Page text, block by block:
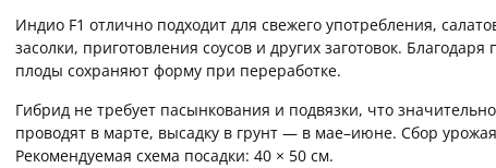
Индио F1 отлично подходит для свежего употребления,
засолки, приготовления соусов и других заготовок.
плоды сохраняют форму при переработке.
Гибрид не требует пасынкования и подвязки, что
проводят в марте, высадку в грунт — в мае–июне. Сбор
Рекомендуемая схема посадки: 40 × 50 см.